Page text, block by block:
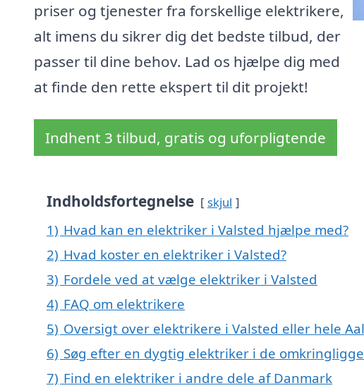
priser og tjenester fra forskellige elektrikere,
alt imens du sikrer dig det bedste tilbud, der
passer til dine behov. Lad os hjælpe dig med
at finde den rette ekspert til dit projekt!
Indhent 3 tilbud, gratis og uforpligtende
Indholdsfortegnelse skjul
1) Hvad kan en elektriker i Valsted hjælpe med?
2) Hvad koster en elektriker i Valsted?
3) Fordele ved at vælge elektriker i Valsted
4) FAQ om elektrikere
5) Oversigt over elektrikere i Valsted eller hele
6) Søg efter en dygtig elektriker i de
7) Find en elektriker i andre dele af Danmark